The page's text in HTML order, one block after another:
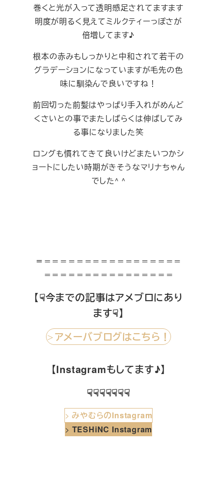
巻くと光が入って透明感足されてますます
明度が明るく見えてミルクティーっぽさが
倍増してます♪
根本の赤みもしっかりと中和されて若干の
グラデーションになっていますが毛先の色
味に馴染んで良いですね！
前回切った前髪はやっぱり手入れがめんど
くさいとの事でまたしばらくは伸ばしてみ
る事になりました笑
ロングも慣れてきて良いけどまたいつかシ
ョートにしたい時期がきそうなマリナちゃん
でした^ ^
＝ ＝＝＝＝＝＝＝＝＝＝＝＝＝＝＝＝＝
＝＝＝＝＝＝＝＝＝＝＝＝＝＝＝＝
【☟今までの記事はアメブロにあり
ます☟】
＞アメーバブログはこちら！
【Instagramもしてます♪】
☟☟☟☟☟☟☟
>みやむらのInstagram
> TESHiNC Instagram